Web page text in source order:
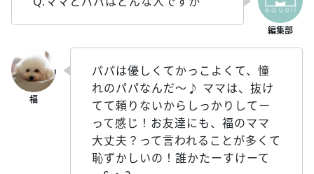
パパは優しくてかっこよくて、憧
れのパパなんだ〜♪ ママは、抜け
てて頼りないからしっかりしてー
って感じ！お友達にも、福のママ
大丈夫？って言われることが多くて
恥ずかしいの！誰かたーすけーて